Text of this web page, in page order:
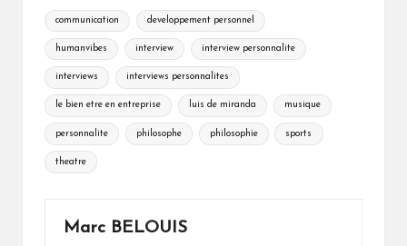
Tags:
communication developpement personnel
humanvibes interview interview personnalite
interviews interviews personnalites
le bien etre en entreprise luis de miranda musique
personnalite philosophe philosophie sports
theatre
Marc BELOUIS